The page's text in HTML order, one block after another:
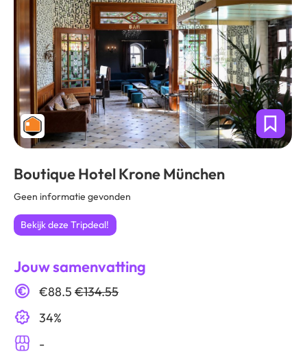
Boutique Hotel Krone München
Geen informatie gevonden
Bekijk deze Tripdeal!
Jouw samenvatting
€88.5 €134.55
34%
-